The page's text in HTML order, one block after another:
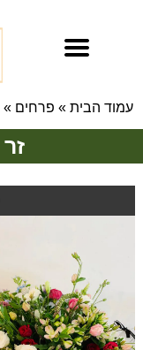
עמוד הבית » פרחים »
זר 15 – סיתוונית